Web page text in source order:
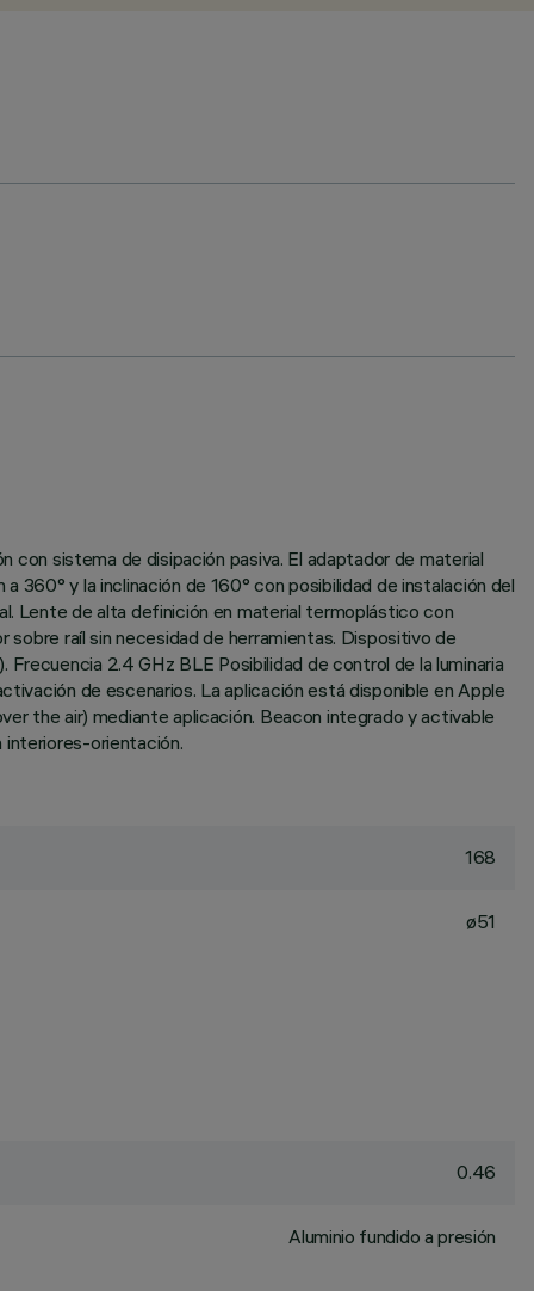
con sistema de disipación pasiva. El adaptador de material
y la inclinación de 160° con posibilidad de instalación del
Lente de alta definición en material termoplástico con
raíl sin necesidad de herramientas. Dispositivo de
2.4 GHz BLE Posibilidad de control de la luminaria
de escenarios. La aplicación está disponible en Apple
the air) mediante aplicación. Beacon integrado y activable
orientación.
168
ø51
0.46
Aluminio fundido a presión